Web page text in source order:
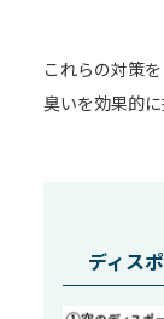
これらの対策
臭いを効果的
ディス